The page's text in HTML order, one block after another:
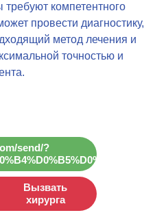
компетентного
провести диагностику,
метод лечения и
точностью и
Вызвать
хирурга